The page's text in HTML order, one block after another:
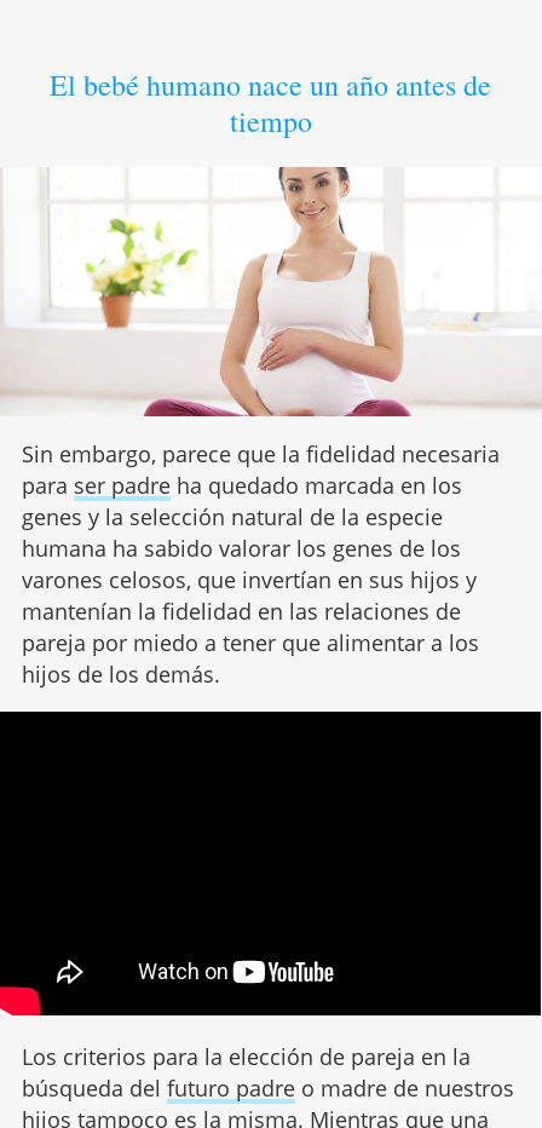
El bebé humano nace un año antes de
tiempo
Sin embargo, parece que la fidelidad necesaria
para ser padreha quedado marcada en los
genes y la selección natural de la especie
humana ha sabido valorar los genes de los
varones celosos, que invertían en sus hijos y
mantenían la fidelidad en las relaciones de
pareja por miedo a tener que alimentar a los
hijos de los demás.
Los criterios para la elección de pareja en la
búsqueda del futuro padreo madre de nuestros
hijos tampoco es la misma. Mientras que una